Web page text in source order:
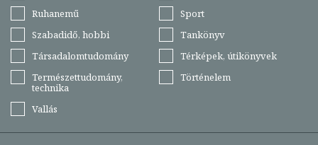
Ruhanemű
Sport
Szabadidő, hobbi
Tankönyv
Társadalomtudomány
Térképek, útikönyvek
Természettudomány,
technika
Történelem
Vallás